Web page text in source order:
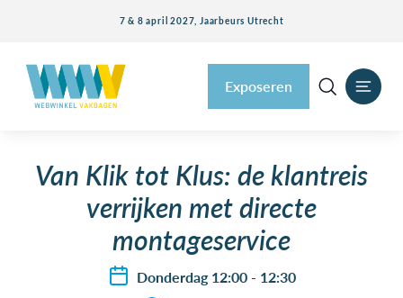
7 & 8 april 2027, Jaarbeurs Utrecht
Exposeren
Van Klik tot Klus: de klantreis
verrijken met directe
montageservice
Donderdag 12:00 - 12:30